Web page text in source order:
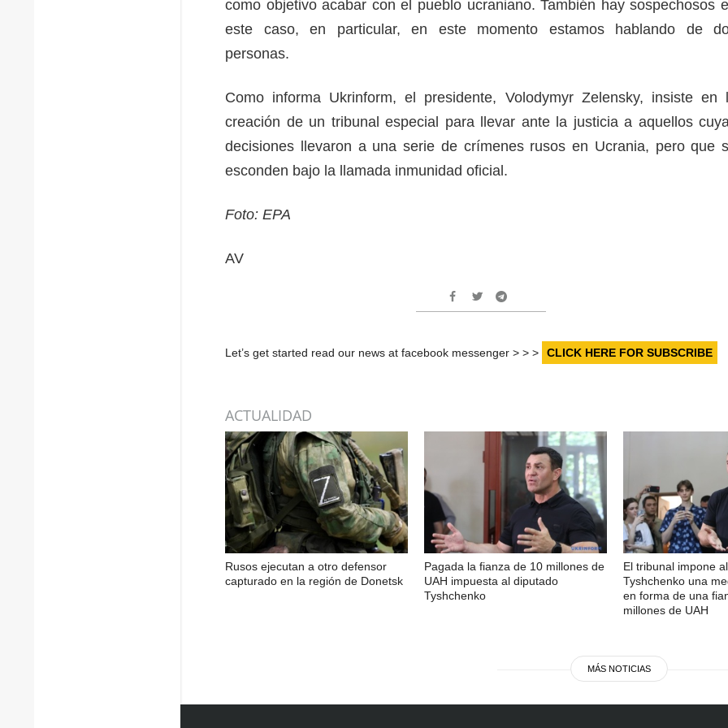
como objetivo acabar con el pueblo ucraniano. También hay sospechosos
este caso, en particular, en este momento estamos hablando de
personas.
Como informa Ukrinform, el presidente, Volodymyr Zelensky, insiste en
creación de un tribunal especial para llevar ante la justicia a aquellos
decisiones llevaron a una serie de crímenes rusos en Ucrania, pero que
esconden bajo la llamada inmunidad oficial.
Foto: EPA
AV
Let’s get started read our news at facebook messenger > > > CLICK HERE FOR SUBSCRIBE
ACTUALIDAD
Rusos ejecutan a otro defensor
capturado en la región de Donetsk
Pagada la fianza de 10 millones de
UAH impuesta al diputado
Tyshchenko
El tribunal impone
Tyshchenko una
en forma de una
millones de UAH
MÁS NOTICIAS